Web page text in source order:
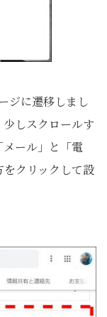
ジに遷移しまし
しスクロールす
ール」と「電
クリックして設